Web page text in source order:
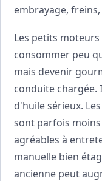
embrayage,
Les petits
consommer peu
mais devenir
conduite chargée.
d'huile sérieux.
sont parfois
agréables à
manuelle bien
ancienne peut